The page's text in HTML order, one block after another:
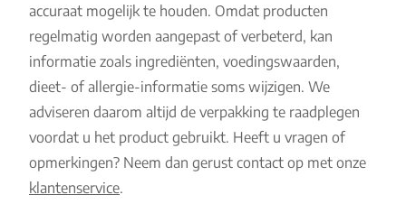
accuraat mogelijk te houden. Omdat producten
regelmatig worden aangepast of verbeterd, kan
informatie zoals ingrediënten, voedingswaarden,
dieet- of allergie-informatie soms wijzigen. We
adviseren daarom altijd de verpakking te raadplegen
voordat u het product gebruikt. Heeft u vragen of
opmerkingen? Neem dan gerust contact op met onze
klantenservice.